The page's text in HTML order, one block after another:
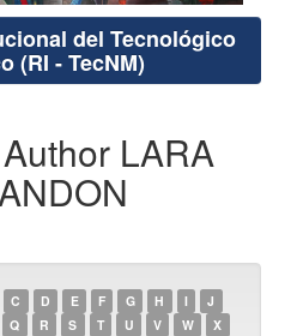
del Tecnológico
(RI - TecNM)
LARA
C D E F G H I
J
Q R S T U V W
X